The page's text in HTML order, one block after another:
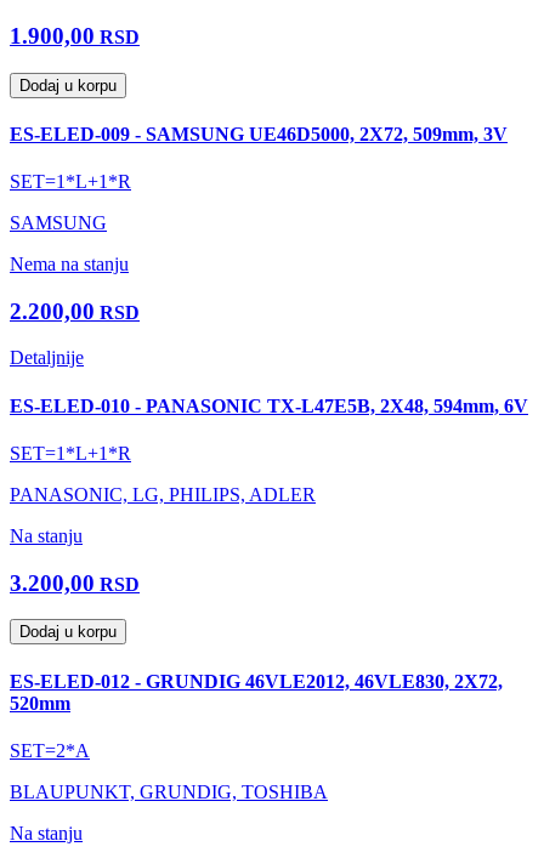
1.900,00 RSD
Dodaj u korpu
ES-ELED-009 - SAMSUNG UE46D5000, 2X72, 509mm, 3V
SET=1*L+1*R
SAMSUNG
Nema na stanju
2.200,00 RSD
Detaljnije
ES-ELED-010 - PANASONIC TX-L47E5B, 2X48, 594mm, 6V
SET=1*L+1*R
PANASONIC, LG, PHILIPS, ADLER
Na stanju
3.200,00 RSD
Dodaj u korpu
ES-ELED-012 - GRUNDIG 46VLE2012, 46VLE830, 2X72,
520mm
SET=2*A
BLAUPUNKT, GRUNDIG, TOSHIBA
Na stanju